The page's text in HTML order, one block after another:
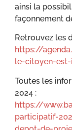
ainsi la
façonnement
Retrouvez les
https://
le-citoyen-
Toutes les
2024 :
https://
participatif-